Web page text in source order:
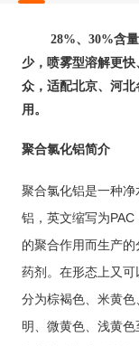
28%、30%含
少，喷雾型溶解更
众，适配北京、河
用。
聚合氯化铝简介
聚合氯化铝是一种
铝，英文缩写为PAC
的聚合作用而生产
药剂。在形态上又
分为棕褐色、米黄
明、微黄色、浅黄